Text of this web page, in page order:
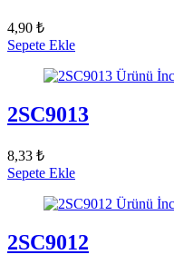
4,90 ₺
Sepete Ekle
Ürünü
2SC9013
8,33 ₺
Sepete Ekle
Ürünü
2SC9012